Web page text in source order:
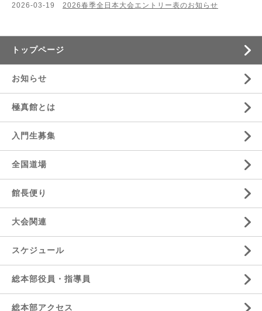
2026-03-19 2026春季全日本大会エントリー表のお知らせ
トップページ
お知らせ
極真館とは
入門生募集
全国道場
館長便り
大会関連
スケジュール
総本部役員・指導員
総本部アクセス